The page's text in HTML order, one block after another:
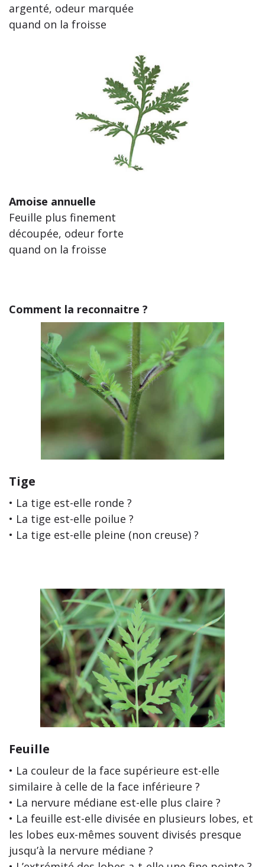
argenté, odeur marquée
quand on la froisse
Amoise annuelle
Feuille plus finement
découpée, odeur forte
quand on la froisse
Comment la reconnaitre ?
Tige
• La tige est-elle ronde ?
• La tige est-elle poilue ?
• La tige est-elle pleine (non creuse) ?
Feuille
• La couleur de la face supérieure est-elle
similaire à celle de la face inférieure ?
• La nervure médiane est-elle plus claire ?
• La feuille est-elle divisée en plusieurs lobes, et
les lobes eux-mêmes souvent divisés presque
jusqu’à la nervure médiane ?